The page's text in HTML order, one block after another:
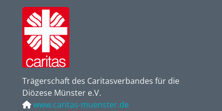
Trägerschaft des Caritasverbandes für die
Diözese Münster e.V.
www.caritas-muenster.de